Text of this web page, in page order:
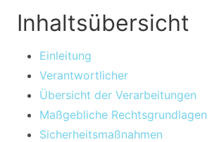
Inhaltsübersicht
Einleitung
Verantwortlicher
Übersicht der Verarbeitungen
Maßgebliche Rechtsgrundlagen
Sicherheitsmaßnahmen